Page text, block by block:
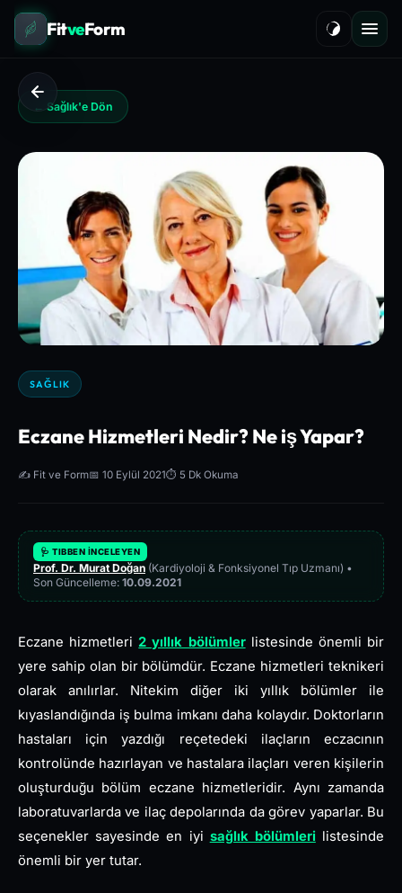
FitveForm
← Sağlık'e Dön
SAĞLIK
Eczane Hizmetleri Nedir? Ne iş Yapar?
✍️ Fit ve Form📅 10 Eylül 2021⏱️ 5 Dk Okuma
🩺 TIBBEN İNCELEYEN
Prof. Dr. Murat Doğan (Kardiyoloji & Fonksiyonel Tıp Uzmanı) •
Son Güncelleme: 10.09.2021
Eczane hizmetleri 2 yıllık bölümlerlistesinde önemli bir
yere sahip olan bir bölümdür. Eczane hizmetleri teknikeri
olarak anılırlar. Nitekim diğer iki yıllık bölümler ile
kıyaslandığında iş bulma imkanı daha kolaydır. Doktorların
hastaları için yazdığı reçetedeki ilaçların eczacının
kontrolünde hazırlayan ve hastalara ilaçları veren kişilerin
oluşturduğu bölüm eczane hizmetleridir. Aynı zamanda
laboratuvarlarda ve ilaç depolarında da görev yaparlar. Bu
seçenekler sayesinde en iyi sağlık bölümlerilistesinde
önemli bir yer tutar.